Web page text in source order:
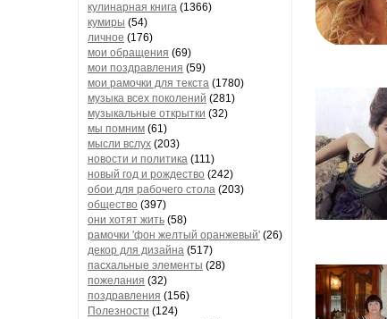
кулинарная книга (1366)
кумиры (54)
личное (176)
мои обращения (69)
мои поздравления (59)
мои рамочки для текста (1780)
музыка всех поколений (281)
музыкальные открытки (32)
мы помним (61)
мысли вслух (203)
новости и политика (111)
новый год и рождество (242)
обои для рабочего стола (203)
общество (397)
они хотят жить (58)
рамочки 'фон желтый оранжевый' (26)
декор для дизайна (517)
пасхальные элементы (28)
пожелания (32)
поздравления (156)
Полезности (124)